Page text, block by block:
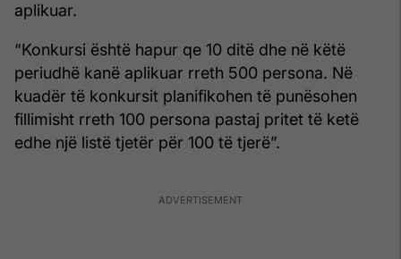
aplikuar.
“Konkursi është hapur qe 10 ditë dhe në këtë
periudhë kanë aplikuar rreth 500 persona. Në
kuadër të konkursit planifikohen të punësohen
fillimisht rreth 100 persona pastaj pritet të ketë
edhe një listë tjetër për 100 të tjerë”.